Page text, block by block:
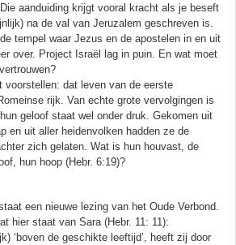
aanduiding krijgt vooral kracht als je beseft
na de val van Jeruzalem geschreven is.
tempel waar Jezus en de apostelen in en uit
over. Project Israël lag in puin. En wat moet
voorstellen: dat leven van de eerste
rijk. Van echte grote vervolgingen is
geloof staat wel onder druk. Gekomen uit
en uit aller heidenvolken hadden ze de
zich gelaten. Wat is hun houvast, de
hun hoop (Hebr. 6:19)?
een nieuwe lezing van het Oude Verbond.
hier staat van Sara (Hebr. 11: 11):
‘boven de geschikte leeftijd’, heeft zij door